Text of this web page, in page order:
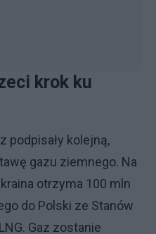
krok ku
podpisały kolejną,
gazu ziemnego. Na
otrzyma 100 mln
do Polski ze Stanów
Gaz zostanie